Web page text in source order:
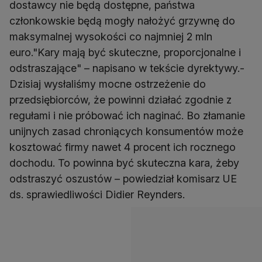
dostawcy nie będą dostępne, państwa
członkowskie będą mogły nałożyć grzywnę do
maksymalnej wysokości co najmniej 2 mln
euro."Kary mają być skuteczne, proporcjonalne i
odstraszające" – napisano w tekście dyrektywy.-
Dzisiaj wysłaliśmy mocne ostrzeżenie do
przedsiębiorców, że powinni działać zgodnie z
regułami i nie próbować ich naginać. Bo złamanie
unijnych zasad chroniących konsumentów może
kosztować firmy nawet 4 procent ich rocznego
dochodu. To powinna być skuteczna kara, żeby
odstraszyć oszustów – powiedział komisarz UE
ds. sprawiedliwości Didier Reynders.